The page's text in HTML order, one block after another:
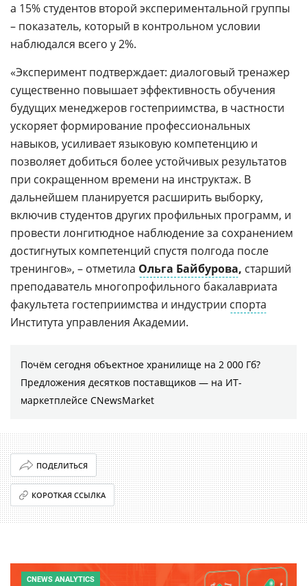
а 15% студентов второй экспериментальной группы
– показатель, который в контрольном условии
наблюдался всего у 2%.
«Эксперимент подтверждает: диалоговый тренажер
существенно повышает эффективность обучения
будущих менеджеров гостеприимства, в частности
ускоряет формирование профессиональных
навыков, усиливает языковую компетенцию и
позволяет добиться более устойчивых результатов
при сокращенном времени на инструктаж. В
дальнейшем планируется расширить выборку,
включив студентов других профильных программ, и
провести лонгитюдное наблюдение за сохранением
достигнутых компетенций спустя полгода после
тренингов», – отметила Ольга Байбурова, старший
преподаватель многопрофильного бакалавриата
факультета гостеприимства и индустрии спорта
Института управления Академии.
Почём сегодня объектное хранилище на 2 000 Гб?
Предложения десятков поставщиков ― на ИТ-
маркетплейсе CNewsMarket
ПОДЕЛИТЬСЯ
КОРОТКАЯ ССЫЛКА
CNEWS ANALYTICS